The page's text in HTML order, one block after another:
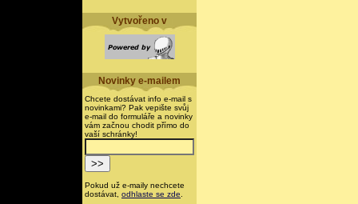
Vytvořeno v
Novinky e-mailem
Chcete dostávat info e-mail s
novinkami? Pak vepište svůj
e-mail do formuláře a novinky
vám začnou chodit přímo do
vaší schránky!
Pokud už e-maily nechcete
dostávat, odhlaste se zde